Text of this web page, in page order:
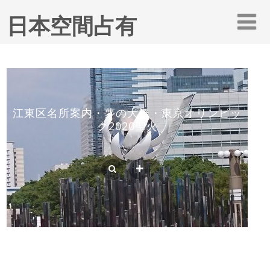
日本空間占有
江東区名所案内・夢の大橋・東京オリンピッ
ク2020聖火